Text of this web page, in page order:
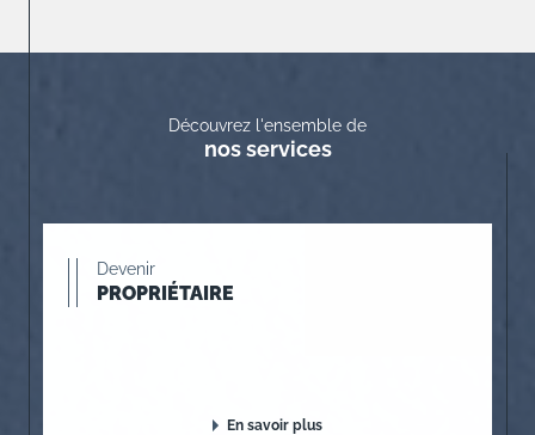
Découvrez l'ensemble de
nos services
Devenir
PROPRIÉTAIRE
En savoir plus